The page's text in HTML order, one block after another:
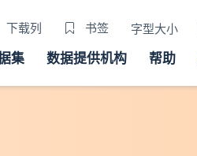
下载列 书签 字型大小
集 数据提供机构 帮助